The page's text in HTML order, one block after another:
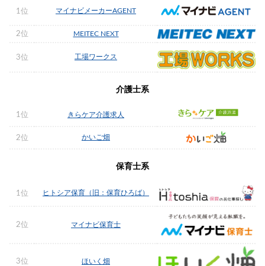
1位 マイナビメーカーAGENT
2位 MEITEC NEXT
3位 工場ワークス
介護士系
1位 きらケア介護求人
2位 かいご畑
保育士系
1位 ヒトシア保育（旧：保育ひろば）
2位 マイナビ保育士
3位 ほいく畑